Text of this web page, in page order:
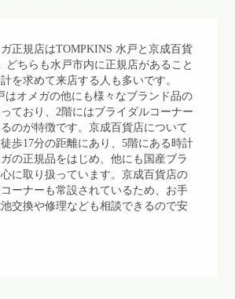
正規店はTOMPKINS 水戸と京成百貨
どちらも水戸市内に正規店があること
を求めて来店する人も多いです。
はオメガの他にも様々なブランド品の
ており、2階にはブライダルコーナー
のが特徴です。京成百貨店について
歩17分の距離にあり、5階にある時計
の正規品をはじめ、他にも国産ブラ
に取り扱っています。京成百貨店の
ーナーも常設されているため、お手
交換や修理なども相談できるので安